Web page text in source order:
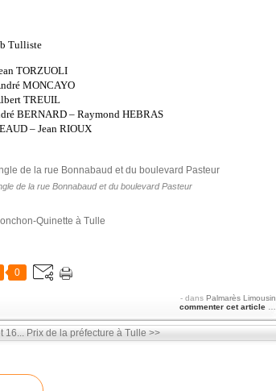
Tulliste
TORZUOLI
MONCAYO
TREUIL
BERNARD – Raymond HEBRAS
– Jean RIOUX
de la rue Bonnabaud et du boulevard Pasteur
0
- dans Palmarès Limousin
commenter cet article …
16... Prix de la préfecture à Tulle >>